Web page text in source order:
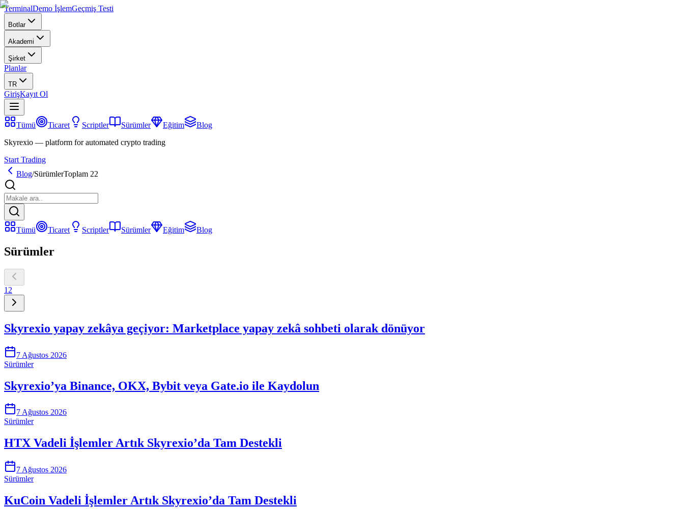
TerminalDemo İşlemGeçmiş Testi
Botlar
Akademi
Şirket
Planlar
TR
GirişKayıt Ol
Tümü Ticaret Scriptler Sürümler Eğitim
Blog
Skyrexio — platform for automated crypto trading
Start Trading
Blog/SürümlerToplam 22
Tümü Ticaret Scriptler Sürümler Eğitim Blog
Sürümler
1 2
Skyrexio yapay zekâya geçiyor: Marketplace yapay zekâ sohbeti olarak dönüyor
7 Ağustos 2026
Sürümler
Skyrexio’ya Binance, OKX, Bybit veya Gate.io ile Kaydolun
7 Ağustos 2026
Sürümler
HTX Vadeli İşlemler Artık Skyrexio’da Tam Destekli
7 Ağustos 2026
Sürümler
KuCoin Vadeli İşlemler Artık Skyrexio’da Tam Destekli